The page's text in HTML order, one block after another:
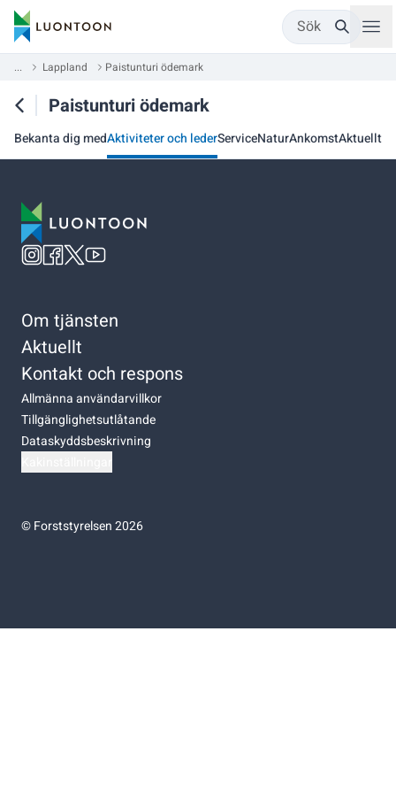
Sök
... Lappland Paistunturi ödemark
Paistunturi ödemark
Bekanta dig medAktiviteter och lederServiceNaturAnkomstAktuellt
Om tjänsten
Aktuellt
Kontakt och respons
Allmänna användarvillkor
Tillgänglighetsutlåtande
Dataskyddsbeskrivning
©Forststyrelsen 2026